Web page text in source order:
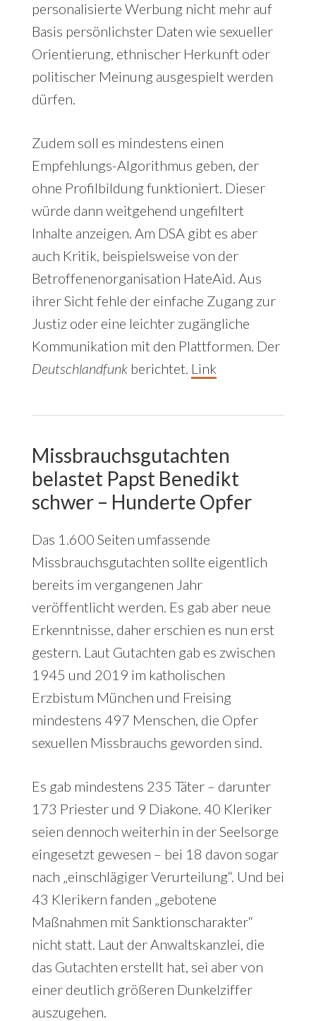
personalisierte Werbung nicht mehr auf
Basis persönlichster Daten wie sexueller
Orientierung, ethnischer Herkunft oder
politischer Meinung ausgespielt werden
dürfen.
Zudem soll es mindestens einen
Empfehlungs-Algorithmus geben, der
ohne Profilbildung funktioniert. Dieser
würde dann weitgehend ungefiltert
Inhalte anzeigen. Am DSA gibt es aber
auch Kritik, beispielsweise von der
Betroffenenorganisation HateAid. Aus
ihrer Sicht fehle der einfache Zugang zur
Justiz oder eine leichter zugängliche
Kommunikation mit den Plattformen. Der
Deutschlandfunkberichtet. Link
Missbrauchsgutachten
belastet Papst Benedikt
schwer – Hunderte Opfer
Das 1.600 Seiten umfassende
Missbrauchsgutachten sollte eigentlich
bereits im vergangenen Jahr
veröffentlicht werden. Es gab aber neue
Erkenntnisse, daher erschien es nun erst
gestern. Laut Gutachten gab es zwischen
1945 und 2019 im katholischen
Erzbistum München und Freising
mindestens 497 Menschen, die Opfer
sexuellen Missbrauchs geworden sind.
Es gab mindestens 235 Täter – darunter
173 Priester und 9 Diakone. 40 Kleriker
seien dennoch weiterhin in der Seelsorge
eingesetzt gewesen – bei 18 davon sogar
nach „einschlägiger Verurteilung“. Und bei
43 Klerikern fanden „gebotene
Maßnahmen mit Sanktionscharakter“
nicht statt. Laut der Anwaltskanzlei, die
das Gutachten erstellt hat, sei aber von
einer deutlich größeren Dunkelziffer
auszugehen.